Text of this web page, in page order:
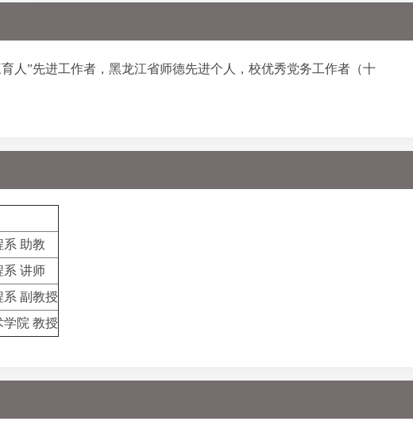
人”先进工作者，黑龙江省师德先进个人，校优秀党务工作者（十
系 助教
系 讲师
系 副教授
学院 教授